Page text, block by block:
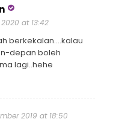
at 13:42
berkekalan....kalau
depan boleh
lagi..hehe
2019 at 18:50